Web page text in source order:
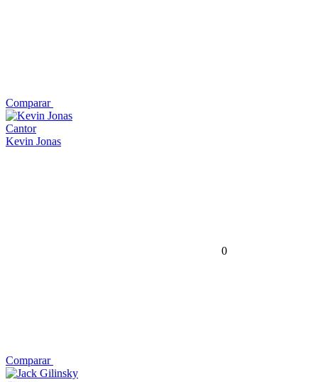
Comparar
Cantor
Kevin Jonas
0
Comparar